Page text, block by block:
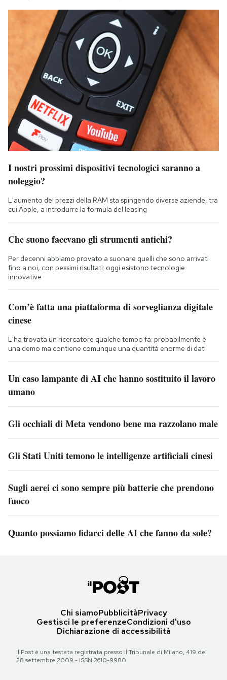
I nostri prossimi dispositivi tecnologici saranno a
noleggio?
L'aumento dei prezzi della RAM sta spingendo diverse aziende, tra
cui Apple, a introdurre la formula del leasing
Che suono facevano gli strumenti antichi?
Per decenni abbiamo provato a suonare quelli che sono arrivati
fino a noi, con pessimi risultati: oggi esistono tecnologie
innovative
Com’è fatta una piattaforma di sorveglianza digitale
cinese
L'ha trovata un ricercatore qualche tempo fa: probabilmente è
una demo ma contiene comunque una quantità enorme di dati
Un caso lampante di AI che hanno sostituito il lavoro
umano
Gli occhiali di Meta vendono bene ma razzolano male
Gli Stati Uniti temono le intelligenze artificiali cinesi
Sugli aerei ci sono sempre più batterie che prendono
fuoco
Quanto possiamo fidarci delle AI che fanno da sole?
Chi siamoPubblicitàPrivacy
Gestisci le preferenzeCondizioni d'uso
Dichiarazione di accessibilità
Il Post è una testata registrata presso il Tribunale di Milano, 419 del
28 settembre 2009 - ISSN 2610-9980